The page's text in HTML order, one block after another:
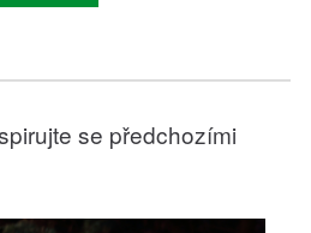
se předchozími